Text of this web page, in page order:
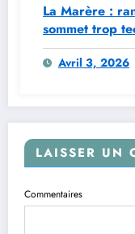
La Marère :
sommet trop
pour préparer
Avril 3, 2026
LAISSER UN
Commentaires